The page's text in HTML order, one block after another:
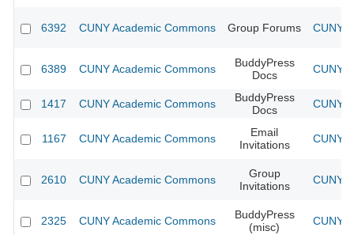
6392 CUNY Academic Commons Group Forums CUNY
6389 CUNY Academic Commons
BuddyPress
Docs
CUNY
1417 CUNY Academic Commons
BuddyPress
Docs
CUNY
1167 CUNY Academic Commons
Email
Invitations
CUNY
2610 CUNY Academic Commons
Group
Invitations
CUNY
2325 CUNY Academic Commons
BuddyPress
(misc)
CUNY